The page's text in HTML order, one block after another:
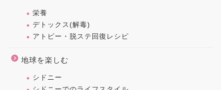
栄養
デトックス(解毒)
アトピー・脱ステ回復レシピ
地球を楽しむ
シドニー